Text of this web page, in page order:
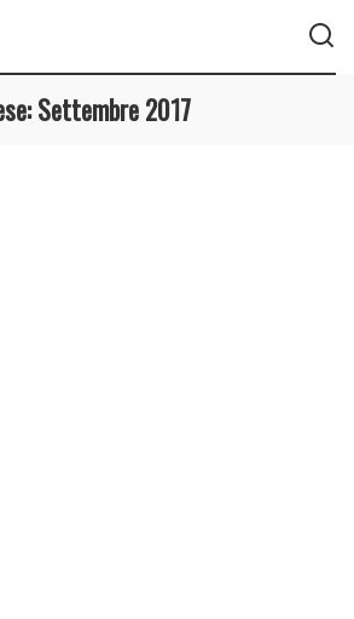
Settembre 2017